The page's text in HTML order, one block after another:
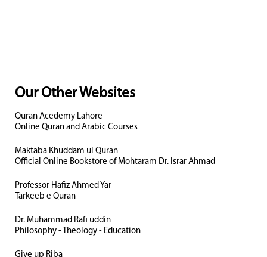
Our Other Websites
Quran Acedemy Lahore
Online Quran and Arabic Courses
Maktaba Khuddam ul Quran
Official Online Bookstore of Mohtaram Dr. Israr Ahmad
Professor Hafiz Ahmed Yar
Tarkeeb e Quran
Dr. Muhammad Rafi uddin
Philosophy - Theology - Education
Give up Riba